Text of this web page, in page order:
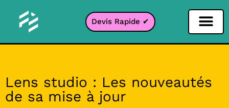
Devis Rapide ✔
Lens studio : Les nouveautés
de sa mise à jour